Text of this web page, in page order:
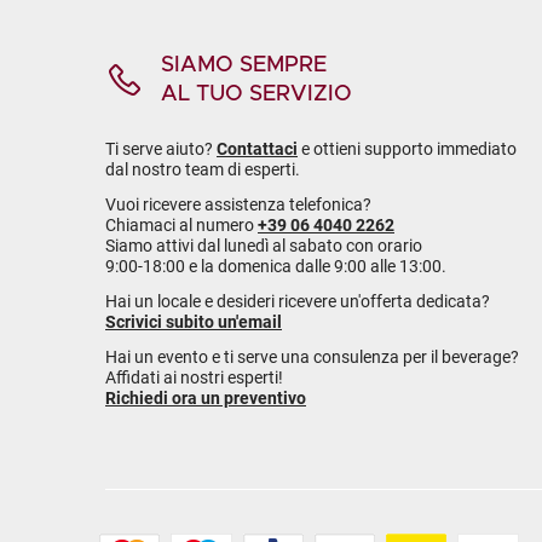
SIAMO SEMPRE
AL TUO SERVIZIO
Ti serve aiuto? Contattaci e ottieni supporto immediato
dal nostro team di esperti.
Vuoi ricevere assistenza telefonica?
Chiamaci al numero+39 06 4040 2262
Siamo attivi dal lunedì al sabato con orario
9:00-18:00 e la domenica dalle 9:00 alle 13:00.
Hai un locale e desideri ricevere un'offerta dedicata?
Scrivici subito un'email
Hai un evento e ti serve una consulenza per il beverage?
Affidati ai nostri esperti!
Richiedi ora un preventivo